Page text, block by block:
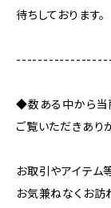
待ちしております。
◆数ある中から当
ご覧いただきあり
お取引やアイテム
お気兼ねなくお訪